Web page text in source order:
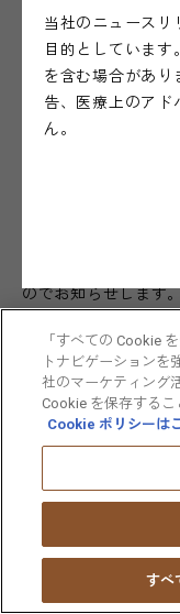
経口抗がん剤「
（先進医療B/特
「乳癌における
請のお知らせ
大鵬薬品工業株式会
社長：小林将之、以
のでお知らせします
今回の承認申請は、
受容体陽性HER2陰
術後療法」（
POTENT試験の結果
用は、再発中間リス
HER2陰性の原発性
る浸潤性疾患のな
Survival：iDFS）の
と同様であり、
でした。
「すべての Cookie
トナビゲーションを
社のマーケティング
Cookie を保存するこ
Cookie ポリシーは
すべ
当社のニュースリ
目的としていま
を含む場合があり
告、医療上のアド
ん。